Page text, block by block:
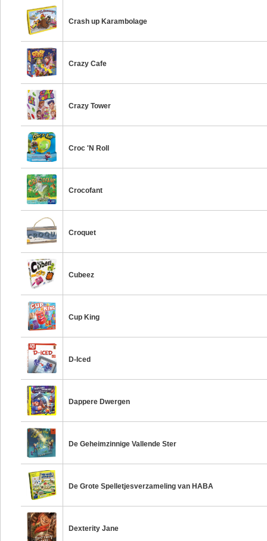
Crash up Karambolage
Crazy Cafe
Crazy Tower
Croc 'N Roll
Crocofant
Croquet
Cubeez
Cup King
D-Iced
Dappere Dwergen
De Geheimzinnige Vallende Ster
De Grote Spelletjesverzameling van HABA
Dexterity Jane